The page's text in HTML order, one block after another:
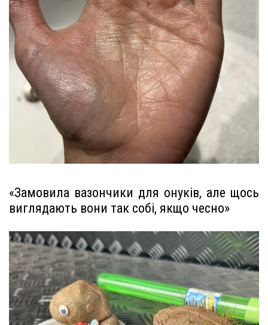
«Замовила вазончики для онуків, але щось
виглядають вони так собі, якщо чесно»